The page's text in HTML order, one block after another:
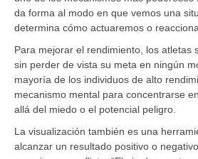
da forma al modo en que vemos una
determina cómo actuaremos o
Para mejorar el rendimiento, los atletas
sin perder de vista su meta en ningún
mayoría de los individuos de alto
mecanismo mental para concentrarse
allá del miedo o el potencial peligro.
La visualización también es una
alcanzar un resultado positivo o